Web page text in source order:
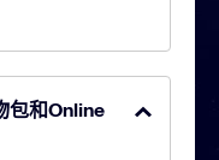
包和Online